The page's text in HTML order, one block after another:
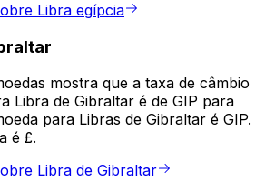
Libra egípcia
mostra que a taxa de câmbio
Libra de Gibraltar é de GIP para
para Libras de Gibraltar é GIP.
é £.
Libra de Gibraltar